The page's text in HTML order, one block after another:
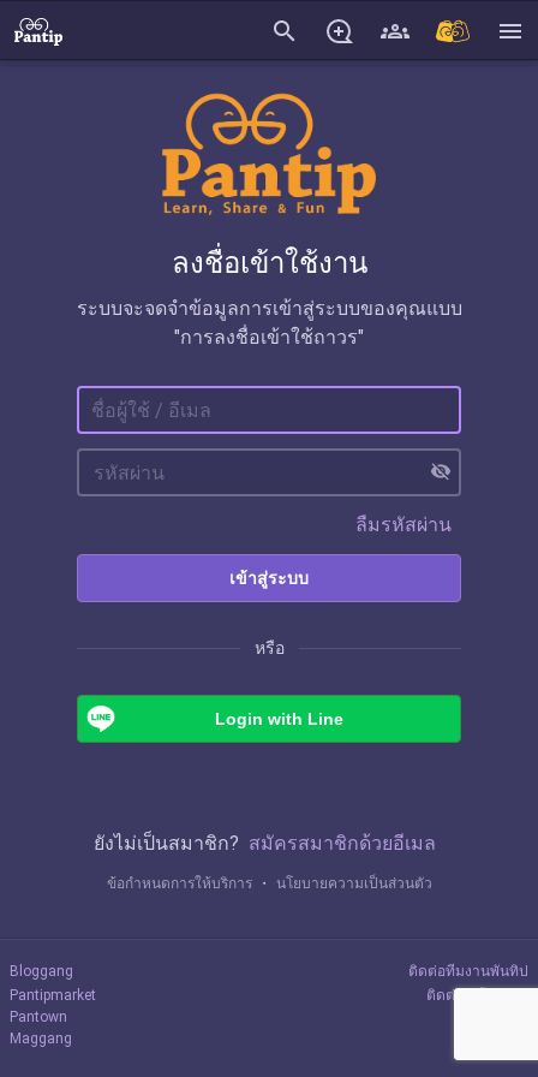
search menu
ลงชื่อเข้าใช้งาน
ระบบจะจดจำข้อมูลการเข้าสู่ระบบของคุณแบบ
"การลงชื่อเข้าใช้ถาวร"
visibility_off
ลืมรหัสผ่าน
เข้าสู่ระบบ
หรือ
Login with Line
ยังไม่เป็นสมาชิก? สมัครสมาชิกด้วยอีเมล
ข้อกำหนดการให้บริการ ・ นโยบายความเป็นส่วนตัว
Bloggang
Pantipmarket
Pantown
Maggang
ติดต่อทีมงานพันทิป
ติดต่อลงโฆษณา